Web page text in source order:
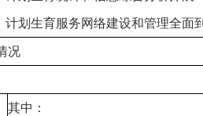
计划生育服务网络建设和管理全面
况
其中：